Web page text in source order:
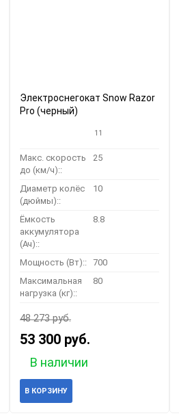
Электроснегокат Snow Razor
Pro (черный)
11
Макс. скорость
до (км/ч)::
25
Диаметр колёс
(дюймы)::
10
Ёмкость
аккумулятора
(Ач)::
8.8
Мощность (Вт)::
700
Максимальная
нагрузка (кг)::
80
48 273 руб.
53 300 руб.
В наличии
В КОРЗИНУ